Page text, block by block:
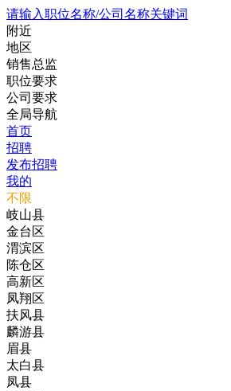
请输入职位名称/公司名称关键词
附近
地区
销售总监
职位要求
公司要求
全局导航
首页
招聘
发布招聘
我的
不限
岐山县
金台区
渭滨区
陈仓区
高新区
凤翔区
扶风县
麟游县
眉县
太白县
凤县